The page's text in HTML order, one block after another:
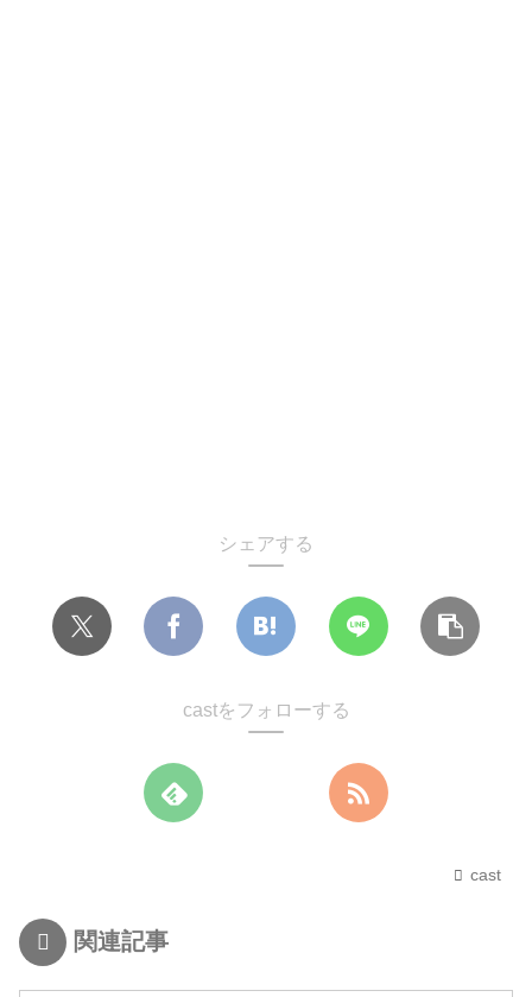
シェアする
castをフォローする
cast
関連記事